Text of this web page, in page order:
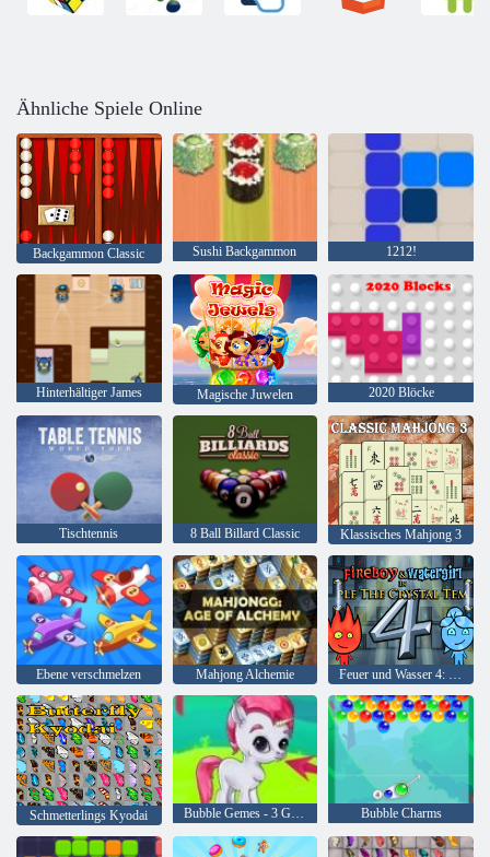
Ähnliche Spiele Online
Backgammon Classic Sushi Backgammon 1212!
Hinterhältiger James Magische Juwelen 2020 Blöcke
Tischtennis 8 Ball Billard Classic Klassisches Mahjong 3
Ebene verschmelzen Mahjong Alchemie Feuer und Wasser 4: Kristalltempel
Schmetterlings Kyodai Bubble Gemes - 3 Gewinnt Bubble Charms